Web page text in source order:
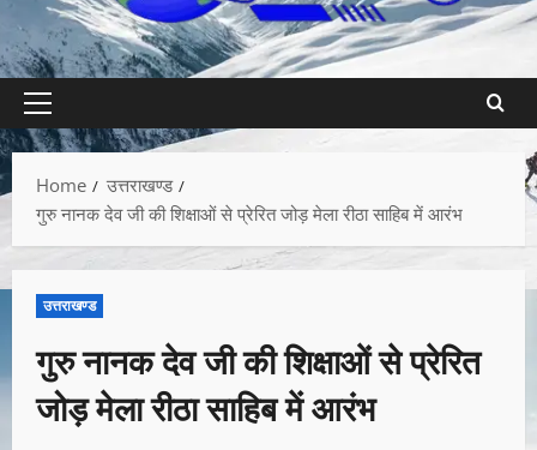
Home
उत्तराखण्ड
गुरु नानक देव जी की शिक्षाओं से प्रेरित जोड़ मेला रीठा साहिब में आरंभ
उत्तराखण्ड
गुरु नानक देव जी की शिक्षाओं से प्रेरित
जोड़ मेला रीठा साहिब में आरंभ